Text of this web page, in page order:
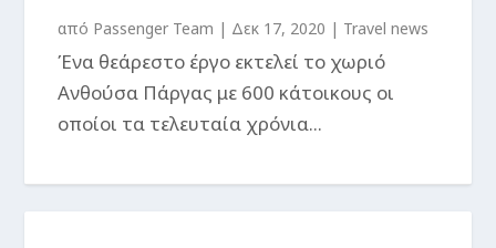
από Passenger Team | Δεκ 17, 2020 | Travel news
Ένα θεάρεστο έργο εκτελεί το χωριό
Ανθούσα Πάργας με 600 κάτοικους οι
οποίοι τα τελευταία χρόνια...